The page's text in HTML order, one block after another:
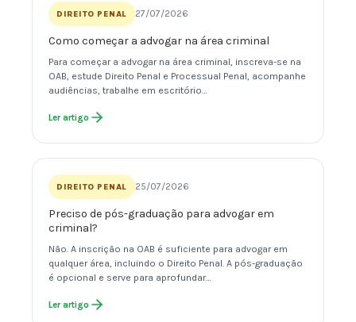
DIREITO PENAL 27/07/2026
Como começar a advogar na área criminal
Para começar a advogar na área criminal, inscreva-se na
OAB, estude Direito Penal e Processual Penal, acompanhe
audiências, trabalhe em escritório…
Ler artigo
DIREITO PENAL 25/07/2026
Preciso de pós-graduação para advogar em
criminal?
Não. A inscrição na OAB é suficiente para advogar em
qualquer área, incluindo o Direito Penal. A pós-graduação
é opcional e serve para aprofundar…
Ler artigo